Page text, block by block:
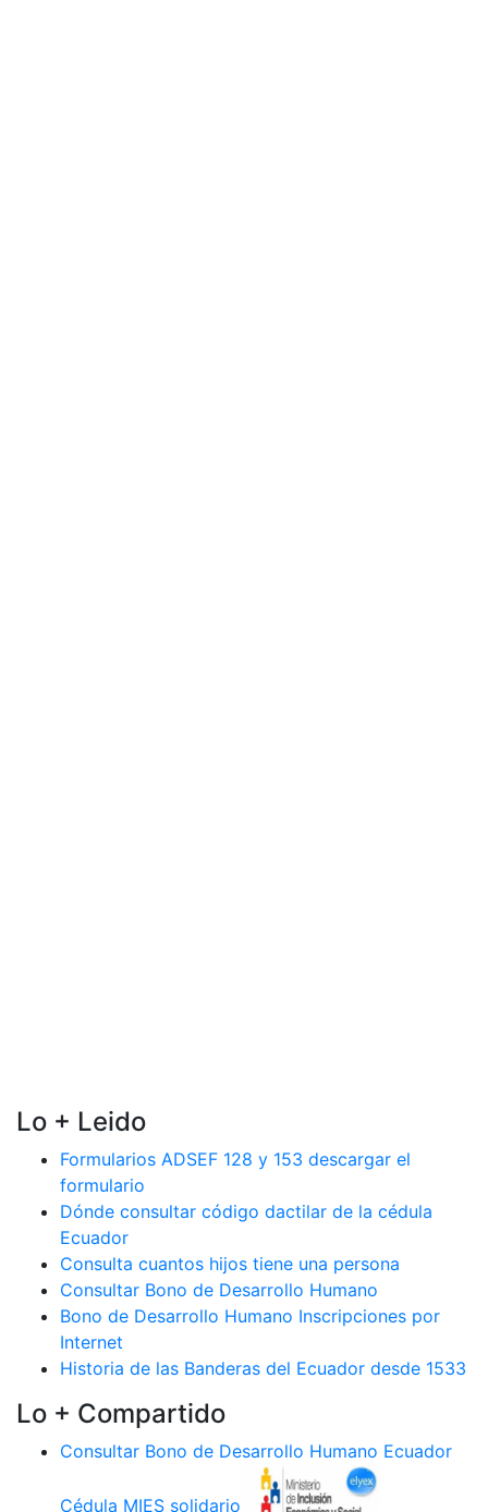
Lo + Leido
Formularios ADSEF 128 y 153 descargar el
formulario
Dónde consultar código dactilar de la cédula
Ecuador
Consulta cuantos hijos tiene una persona
Consultar Bono de Desarrollo Humano
Bono de Desarrollo Humano Inscripciones por
Internet
Historia de las Banderas del Ecuador desde 1533
Lo + Compartido
Consultar Bono de Desarrollo Humano Ecuador
Cédula MIES solidario